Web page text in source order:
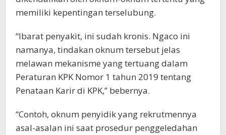
memiliki kepentingan terselubung.
“Ibarat penyakit, ini sudah kronis. Ngaco ini
namanya, tindakan oknum tersebut jelas
melawan mekanisme yang tertuang dalam
Peraturan KPK Nomor 1 tahun 2019 tentang
Penataan Karir di KPK,” bebernya.
“Contoh, oknum penyidik yang rekrutmennya
asal-asalan ini saat prosedur penggeledahan